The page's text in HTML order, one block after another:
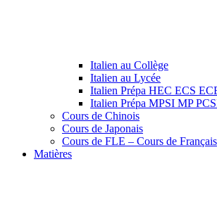
Italien au Collège
Italien au Lycée
Italien Prépa HEC ECS
Italien Prépa MPSI MP
Cours de Chinois
Cours de Japonais
Cours de FLE – Cours de Français
Matières